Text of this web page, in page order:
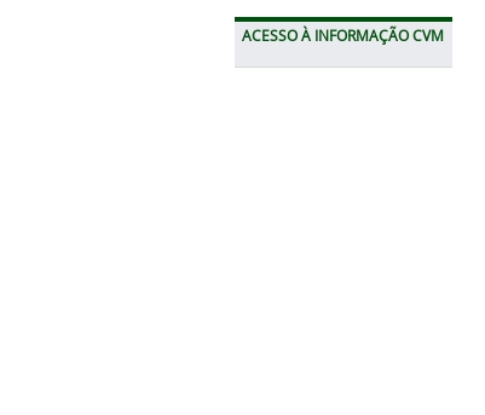
ACESSO À INFORMAÇÃO CVM